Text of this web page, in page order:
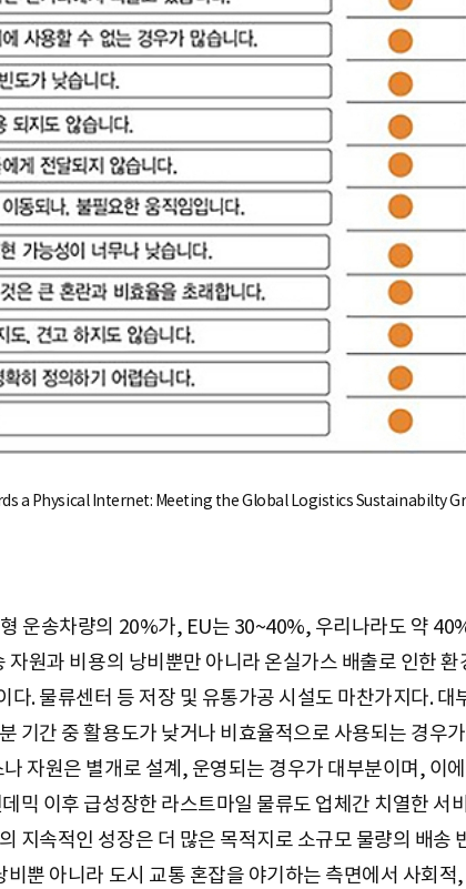
a Physical Internet: Meeting the Global Logistics Sustainabilty
운송차량의 20%가, EU는 30~40%, 우리나라도 약
자원과 비용의 낭비뿐만 아니라 온실가스 배출로 인한
. 물류센터 등 저장 및 유통가공 시설도 마찬가지다. 대
기간 중 활용도가 낮거나 비효율적으로 사용되는 경우
자원은 별개로 설계, 운영되는 경우가 대부분이며, 이
믹 이후 급성장한 라스트마일 물류도 업체간 치열한 서
지속적인 성장은 더 많은 목적지로 소규모 물량의 배송
뿐 아니라 도시 교통 혼잡을 야기하는 측면에서 사회